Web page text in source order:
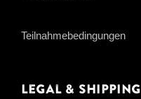
Teilnahmebedingungen
Legal & Shipping